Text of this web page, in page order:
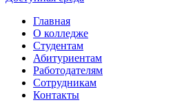
Главная
О колледже
Студентам
Абитуриентам
Работодателям
Сотрудникам
Контакты